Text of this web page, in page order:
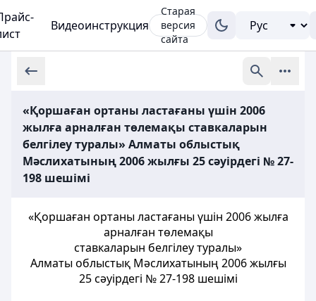
Видеоинструкция
Старая
версия
сайта
«Қоршаған ортаны ластағаны үшін 2006
жылға арналған төлемақы ставкаларын
белгілеу туралы» Алматы облыстық
Мәслихатының 2006 жылғы 25 сәуірдегі № 27-
198 шешімі
«Қоршаған ортаны ластағаны үшін 2006 жылға
арналған төлемақы
ставкаларын белгілеу туралы»
Алматы облыстық Мәслихатының 2006 жылғы
25 сәуірдегі № 27-198 шешімі